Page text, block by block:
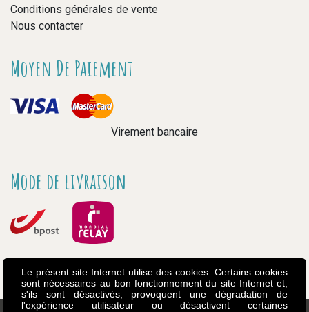
Conditions générales de vente
Nous contacter
Moyen De Paiement
Virement bancaire
Mode de livraison
Le présent site Internet utilise des cookies. Certains cookies
sont nécessaires au bon fonctionnement du site Internet et,
s'ils sont désactivés, provoquent une dégradation de
l'expérience utilisateur ou désactivent certaines